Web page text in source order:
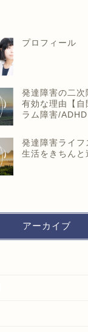
プロフィール
発達障害の二次
有効な理由【自
ラム障害/ADHD
発達障害ライフ
生活をきちんと
アーカイブ